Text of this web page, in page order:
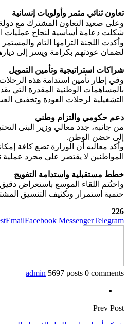
تعاون ثنائي مثمر وأولويات إنسانية
وعلى صعيد التعاون المشترك مع
شكلت دعامة أساسية لنجاح عمليات
وأكدت اللجنة التزامها التام
لضمان عودتهم بكرامة ويسر إلى
شراكات استراتيجية وتأمين التمويل
وفي إطار تأمين استدامة هذه
بالمساهمات الوطنية المقدرة التي
التشغيلية لرحلات العودة وتخفيف
دعم حكومي والتزام وطني
من جانبه، جدد معالي وزير البنى
إلى حضن الوطن.
وأكد معاليه أن الوزارة تضع كافة
المواطنين لا يقتصر على مجرد
خطط مستقبلية واستدامة التفويج
واختُتم اللقاء الموسع باستعراض
حتمية استمرار وتكثيف التنسيق
226
EmailFacebook MessengerTelegram
admin 5697 posts 0 comments
Prev Post